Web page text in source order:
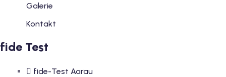
Galerie
Kontakt
fide Test
fide-Test Aarau